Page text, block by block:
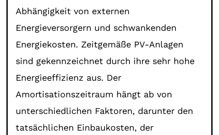
Abhängigkeit von externen
Energieversorgern und schwankenden
Energiekosten. Zeitgemäße PV-Anlagen
sind gekennzeichnet durch ihre sehr hohe
Energieeffizienz aus. Der
Amortisationszeitraum hängt ab von
unterschiedlichen Faktoren, darunter den
tatsächlichen Einbaukosten, der